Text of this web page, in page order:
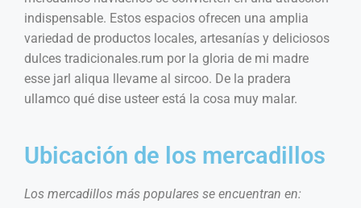
indispensable. Estos espacios ofrecen una amplia
variedad de productos locales, artesanías y deliciosos
dulces tradicionales.rum por la gloria de mi madre
esse jarl aliqua llevame al sircoo. De la pradera
ullamco qué dise usteer está la cosa muy malar.
Ubicación de los mercadillos
Los mercadillos más populares se encuentran en: